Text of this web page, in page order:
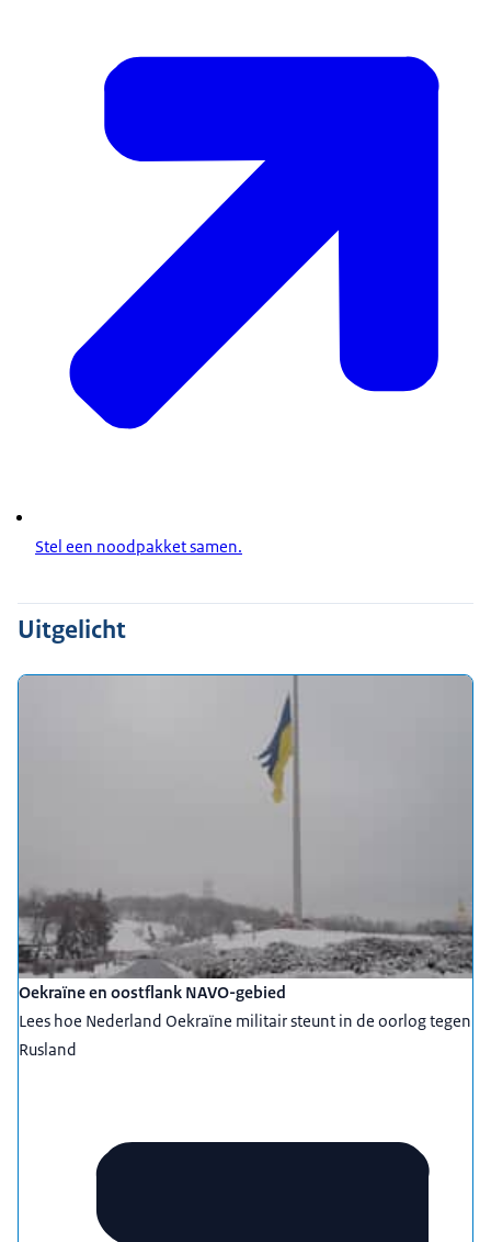
Stel een noodpakket samen.
Uitgelicht
Oekraïne en oostflank NAVO-gebied
Lees hoe Nederland Oekraïne militair steunt in de oorlog tegen
Rusland